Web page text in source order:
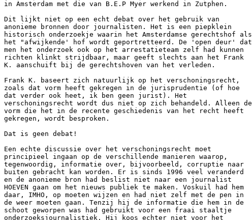
in Amsterdam met die van B.E.P Myer werkend in Zutphen.
Dit lijkt niet op een echt debat over het gebruik van
anonieme bronnen door journalisten. Het is een piepklein
historisch onderzoekje waarin het Amsterdamse gerechtshof als
het "afwijkende' hof wordt geportretteerd. De 'open deur' dat
men het onderzoek ook op het arrestatieteam zelf had kunnen
richten klinkt strijdbaar, maar geeft slechts aan het Frank
K. aanschuift bij de gerechtshoven van het verleden.
Frank K. baseert zich natuurlijk op het verschoningsrecht,
zoals dat vorm heeft gekregen in de jurisprudentie (of hoe
dat verder ook heet, ik ben geen jurist). Het
verschoningsrecht wordt dus niet op zich behandeld. Alleen de
vorm die het in de recente geschiedenis van het recht heeft
gekregen, wordt besproken.
Dat is geen debat!
Een echte discussie over het verschoningsrecht moet
principieel ingaan op de verschillende manieren waarop,
tegenwoordig, informatie over, bijvoorbeeld, corruptie naar
buiten gebracht kan worden. Er is sinds 1996 veel veranderd
en de anonieme bron had beslist niet naar een journalist
HOEVEN gaan om het nieuws publiek te maken. Voskuil had hem
daar, IMHO, op moeten wijzen en had niet zelf met de pen in
de weer moeten gaan. Tenzij hij de informatie die hem in de
schoot geworpen was had gebruikt voor een fraai staaltje
onderzoeksjournalistiek. Hij koos echter niet voor het